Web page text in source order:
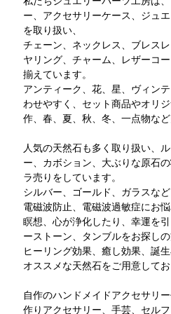
ー、アクセサリーケース、ジュ
を取り扱い、
チェーン、ネックレス、ブレス
ヤリング、チャーム、レザーコ
揃えています。
アンティーク、花、星、ヴィン
わせやすく、セット商品やオリ
作、春、夏、秋、冬、一点物な
人気の天然石も多く取り扱い、
ー、カボション、大ぶりな原石
ラ売りをしています。
シルバー、ゴールド、ガラスなど
電磁波防止、電磁波過敏症にお
瞑想、心が浄化したり、幸運を
ーストーン、タンブルをお探しの
ヒーリング効果、癒し効果、誕
オススメな天然石をご用意してお
自作のハンドメイドアクセサリ
作りアクセサリー、手芸、セル